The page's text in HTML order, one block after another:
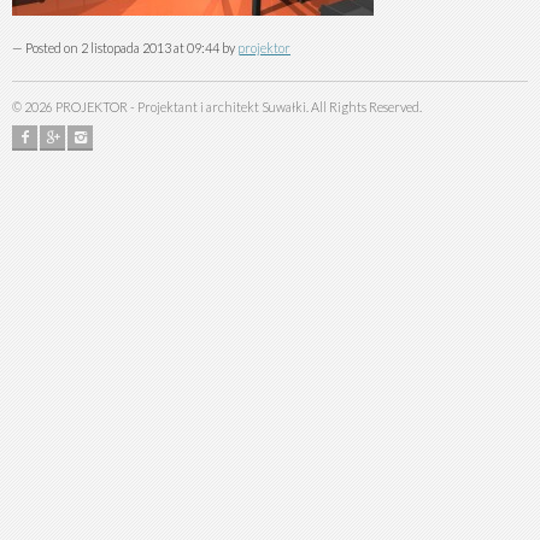
— Posted on 2 listopada 2013 at 09:44 by projektor
© 2026 PROJEKTOR - Projektant i architekt Suwałki. All Rights Reserved.